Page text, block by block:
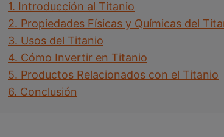
1. Introducción al Titanio
2. Propiedades Físicas y Químicas del
3. Usos del Titanio
4. Cómo Invertir en Titanio
5. Productos Relacionados con el Titanio
6. Conclusión